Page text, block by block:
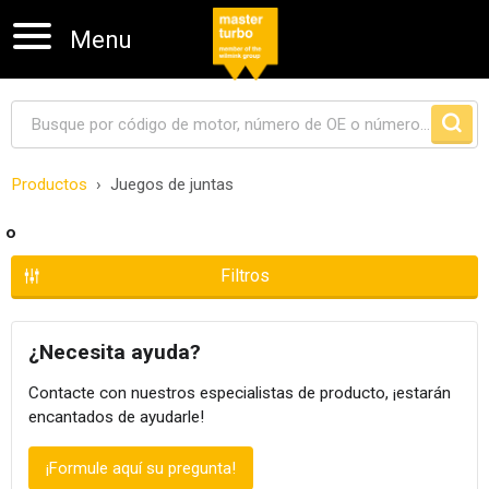
Menu
Skip navigation
Productos Juegos de juntas
o
Filtros
¿Necesita ayuda?
Contacte con nuestros especialistas de producto, ¡estarán
encantados de ayudarle!
¡Formule aquí su pregunta!